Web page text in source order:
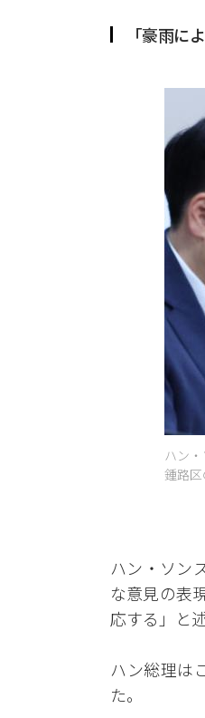
「豪雨に
ハン
鍾路
ハン・ソン
な意見の表
応する」と
ハン総理は
た。